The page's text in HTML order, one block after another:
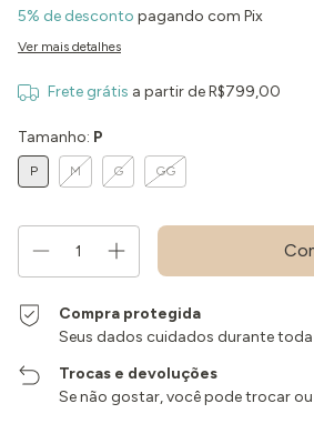
5% de desconto pagando com Pix
Ver mais detalhes
Frete grátis a partir deR$799,00
Tamanho: P
P M G GG
Compra protegida
Seus dados cuidados durante
Trocas e devoluções
Se não gostar, você pode trocar ou